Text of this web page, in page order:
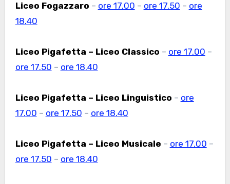
Liceo Fogazzaro – ore 17.00 – ore 17.50 – ore
18.40
Liceo Pigafetta – Liceo Classico – ore 17.00 –
ore 17.50 – ore 18.40
Liceo Pigafetta – Liceo Linguistico – ore
17.00 – ore 17.50 – ore 18.40
Liceo Pigafetta – Liceo Musicale – ore 17.00 –
ore 17.50 – ore 18.40